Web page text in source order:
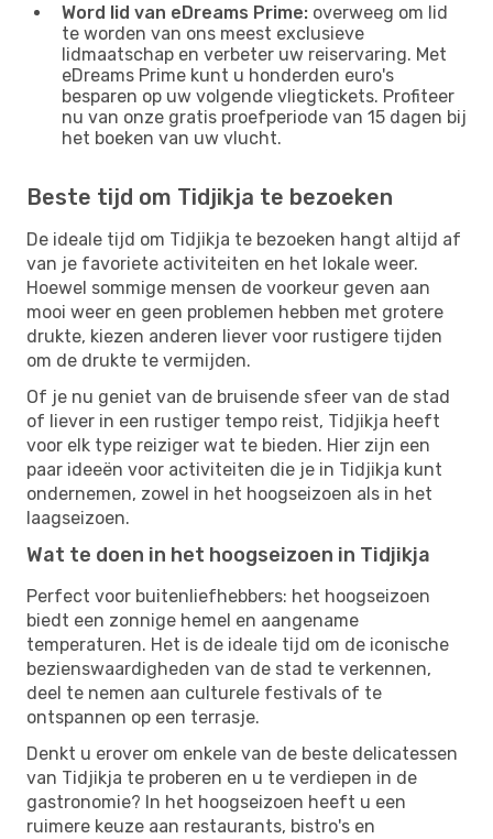
Word lid van eDreams Prime: overweeg om lid
te worden van ons meest exclusieve
lidmaatschap en verbeter uw reiservaring. Met
eDreams Prime kunt u honderden euro's
besparen op uw volgende vliegtickets. Profiteer
nu van onze gratis proefperiode van 15 dagen bij
het boeken van uw vlucht.
Beste tijd om Tidjikja te bezoeken
De ideale tijd om Tidjikja te bezoeken hangt altijd af
van je favoriete activiteiten en het lokale weer.
Hoewel sommige mensen de voorkeur geven aan
mooi weer en geen problemen hebben met grotere
drukte, kiezen anderen liever voor rustigere tijden
om de drukte te vermijden.
Of je nu geniet van de bruisende sfeer van de stad
of liever in een rustiger tempo reist, Tidjikja heeft
voor elk type reiziger wat te bieden. Hier zijn een
paar ideeën voor activiteiten die je in Tidjikja kunt
ondernemen, zowel in het hoogseizoen als in het
laagseizoen.
Wat te doen in het hoogseizoen in Tidjikja
Perfect voor buitenliefhebbers: het hoogseizoen
biedt een zonnige hemel en aangename
temperaturen. Het is de ideale tijd om de iconische
bezienswaardigheden van de stad te verkennen,
deel te nemen aan culturele festivals of te
ontspannen op een terrasje.
Denkt u erover om enkele van de beste delicatessen
van Tidjikja te proberen en u te verdiepen in de
gastronomie? In het hoogseizoen heeft u een
ruimere keuze aan restaurants, bistro's en